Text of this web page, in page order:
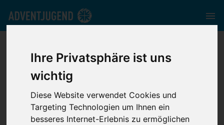
Ihre Privatsphäre ist uns
wichtig
Diese Website verwendet Cookies und
Targeting Technologien um Ihnen ein
besseres Internet-Erlebnis zu ermöglichen
Deutschland